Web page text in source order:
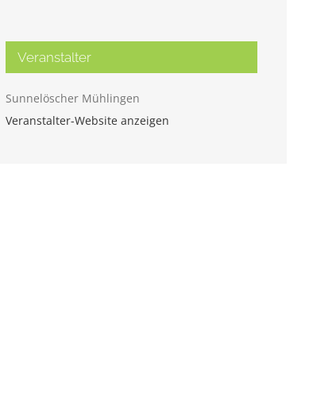
Veranstalter
Sunnelöscher Mühlingen
Veranstalter-Website anzeigen